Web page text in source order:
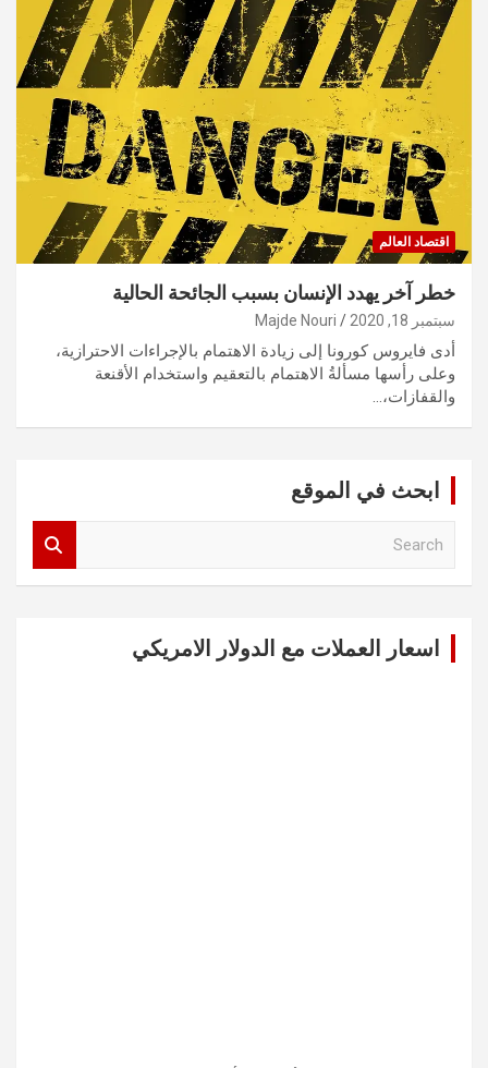
اقتصاد العالم
خطر آخر يهدد الإنسان بسبب الجائحة الحالية
سبتمبر 18, 2020 Majde Nouri
أدى فايروس كورونا إلى زيادة الاهتمام بالإجراءات الاحترازية،
وعلى رأسها مسألةُ الاهتمام بالتعقيم واستخدام الأقنعة
والقفازات،…
ابحث في الموقع
اسعار العملات مع الدولار الامريكي